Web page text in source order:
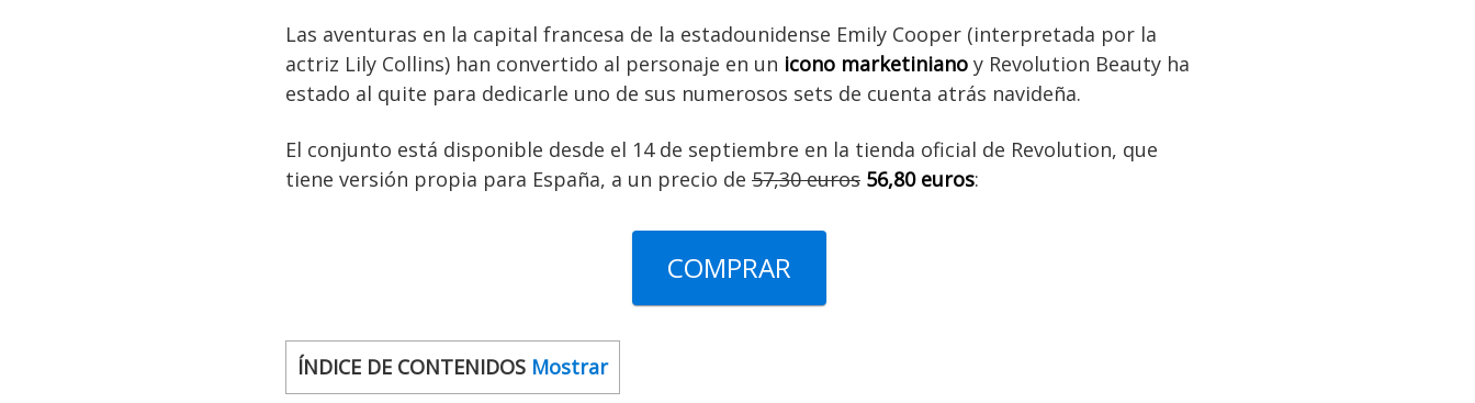
Las aventuras en la capital francesa de la estadounidense Emily Cooper (interpretada por la
actriz Lily Collins) han convertido al personaje en un icono marketiniano y Revolution Beauty ha
estado al quite para dedicarle uno de sus numerosos sets de cuenta atrás navideña.
El conjunto está disponible desde el 14 de septiembre en la tienda oficial de Revolution, que
tiene versión propia para España, a un precio de 57,30 euros 56,80 euros:
COMPRAR
ÍNDICE DE CONTENIDOS Mostrar